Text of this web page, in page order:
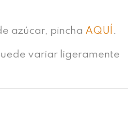
azúcar, pincha AQUÍ .
variar ligeramente